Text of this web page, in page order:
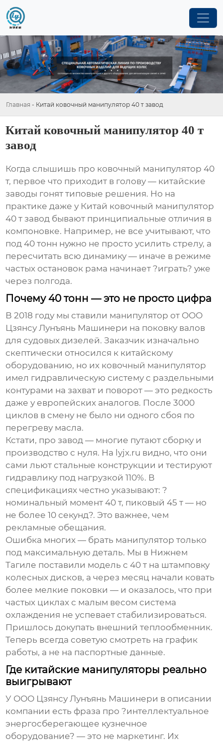
Главная - Китай ковочный манипулятор 40 т завод
Китай ковочный манипулятор 40 т
завод
Когда слышишь про ковочный манипулятор 40
т, первое что приходит в голову — китайские
заводы гонят типовые решения. Но на
практике даже у Китай ковочный манипулятор
40 т завод бывают принципиальные отличия в
компоновке. Например, не все учитывают, что
под 40 тонн нужно не просто усилить стрелу, а
пересчитать всю динамику — иначе в режиме
частых остановок рама начинает ?играть? уже
через полгода.
Почему 40 тонн — это не просто цифра
В 2018 году мы ставили манипулятор от ООО
Цзянсу Лунъянь Машинери на поковку валов
для судовых дизелей. Заказчик изначально
скептически относился к китайскому
оборудованию, но их ковочный манипулятор
имел гидравлическую систему с раздельными
контурами на захват и поворот — это редкость
даже у европейских аналогов. После 3000
циклов в смену не было ни одного сбоя по
перегреву масла.
Кстати, прозавод — многие путают сборку и
производство с нуля. На lyjx.ru видно, что они
сами льют стальные конструкции и тестируют
гидравлику под нагрузкой 110%. В
спецификациях честно указывают: ?
номинальный момент 40 т, пиковый 45 т — но
не более 10 секунд?. Это важнее, чем
рекламные обещания.
Ошибка многих — брать манипулятор только
под максимальную деталь. Мы в Нижнем
Тагиле поставили модель с40 т на штамповку
колесных дисков, а через месяц начали ковать
более мелкие поковки — и оказалось, что при
частых циклах с малым весом система
охлаждения не успевает стабилизироваться.
Пришлось докупать внешний теплообменник.
Теперь всегда советую смотреть на график
работы, а не на паспортные данные.
Где китайские манипуляторы реально
выигрывают
У ООО Цзянсу Лунъянь Машинери в описании
компании есть фраза про ?интеллектуальное
энергосберегающее кузнечное
оборудование? — это не маркетинг. Их